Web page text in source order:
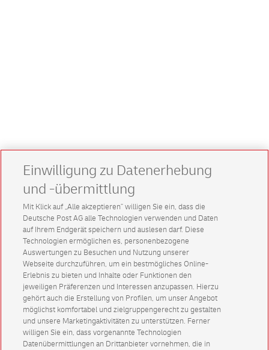
Einwilligung zu Datenerhebung
und -übermittlung
Mit Klick auf „Alle akzeptieren” willigen Sie ein, dass die
Deutsche Post AG alle Technologien verwenden und Daten
auf Ihrem Endgerät speichern und auslesen darf. Diese
Technologien ermöglichen es, personenbezogene
Auswertungen zu Besuchen und Nutzung unserer
Webseite durchzuführen, um ein bestmögliches Online-
Erlebnis zu bieten und Inhalte oder Funktionen den
jeweiligen Präferenzen und Interessen anzupassen. Hierzu
gehört auch die Erstellung von Profilen, um unser Angebot
möglichst komfortabel und zielgruppengerecht zu gestalten
und unsere Marketingaktivitäten zu unterstützen. Ferner
willigen Sie ein, dass vorgenannte Technologien
Datenübermittlungen an Drittanbieter vornehmen, die in